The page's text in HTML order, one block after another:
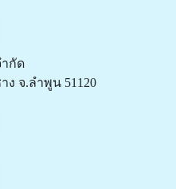
กัด
ง จ.ลำพูน 51120